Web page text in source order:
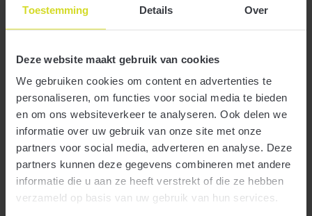
Toestemming Details Over
Deze website maakt gebruik van cookies
We gebruiken cookies om content en advertenties te
personaliseren, om functies voor social media te bieden
en om ons websiteverkeer te analyseren. Ook delen we
informatie over uw gebruik van onze site met onze
partners voor social media, adverteren en analyse. Deze
partners kunnen deze gegevens combineren met andere
informatie die u aan ze heeft verstrekt of die ze hebben
verzameld op basis van uw gebruik van hun services.
januari 2024
november 2023
september 2023
juli 2023
juni 2023
mei 2023
april 2023
maart 2023
februari 2023
januari 2023
december 2022
november 2022
oktober 2022